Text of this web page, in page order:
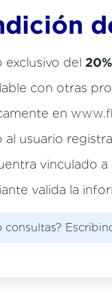
exclusivo del 20%
con otras
en
al usuario
vinculado a
valida la
consultas?